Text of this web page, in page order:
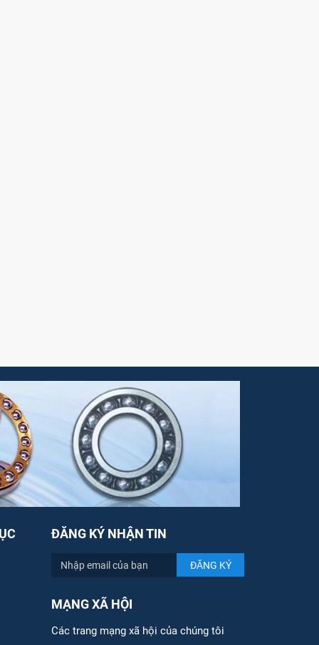
ĐĂNG KÝ NHẬN TIN
MẠNG XÃ HỘI
Các trang mạng xã hội của chúng tôi